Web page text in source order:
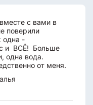
с вами в
поверили
одна -
и ВСЁ! Больше
одна вода.
от меня.